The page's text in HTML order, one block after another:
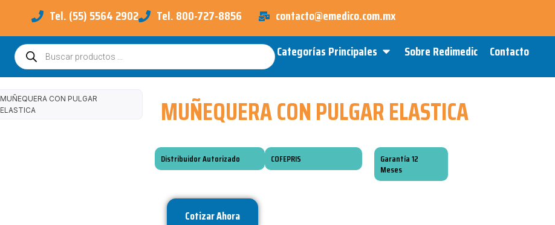
Tel. (55) 5564 2902 Tel. 800-727-8856 contacto@emedico.com.mx
Búsqueda
de
productos
Categorías Principales Open Categorías Principales
Sobre Redimedic Contacto
MUÑEQUERA CON PULGAR
ELASTICA
MUÑEQUERA CON PULGAR ELASTICA
Distribuidor Autorizado COFEPRIS
Garantía 12
Meses
Cotizar Ahora